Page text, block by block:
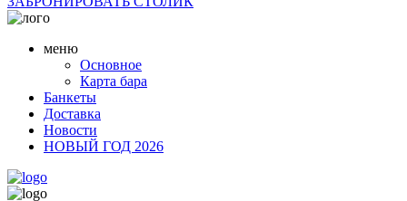
меню
Основное
Карта бара
Банкеты
Доставка
Новости
НОВЫЙ ГОД 2026